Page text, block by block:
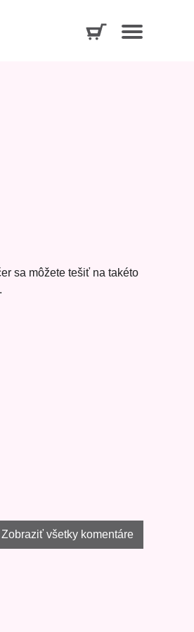
sa môžete tešiť na takéto
Zobraziť všetky komentáre